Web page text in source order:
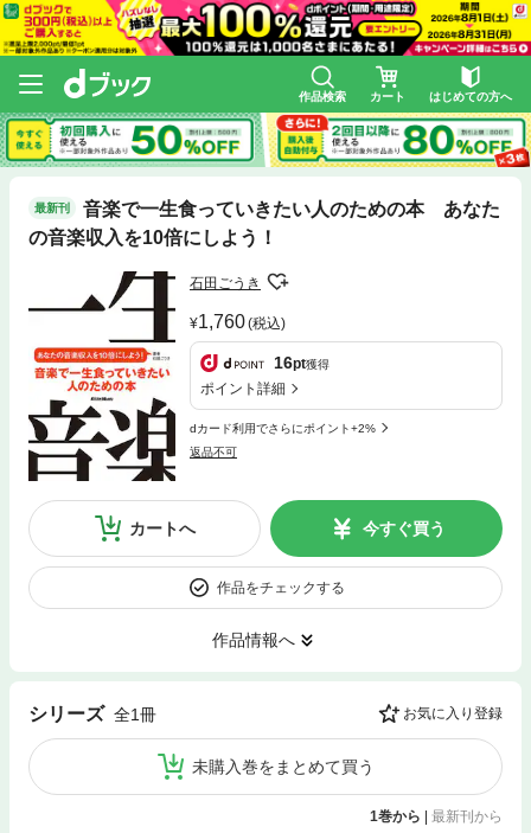
作品検索 カート はじめての方へ
最新刊
音楽で一生食っていきたい人のための本 あなた
の音楽収入を10倍にしよう！
石田ごうき
1,760(税込)
16pt獲得
ポイント詳細
dカード利用でさらにポイント+2%
返品不可
カートへ 今すぐ買う
作品をチェックする
作品情報へ
シリーズ 全1冊 お気に入り登録
未購入巻をまとめて買う
1巻から | 最新刊から